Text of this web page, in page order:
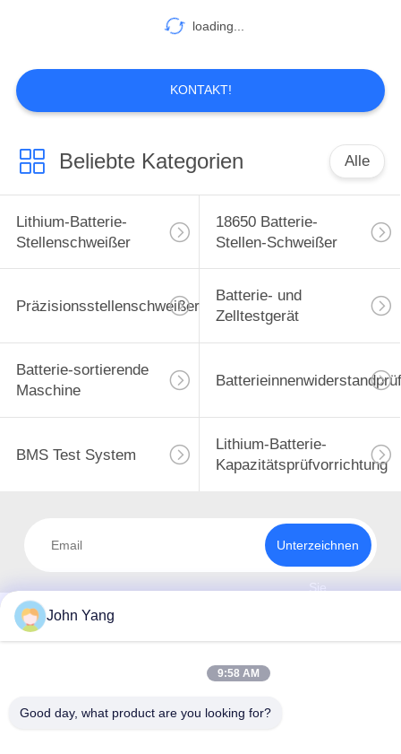
Batterie-Satz-Test-
Automatischer Draht
Bonder
15
Batterie-Fließband
12
loading...
KONTAKT!
Beliebte Kategorien Alle
Lithium-Batterie-
Stellenschweißer
18650 Batterie-
Stellen-Schweißer
Präzisionsstellenschweißer
Batterie- und
Zelltestgerät
Batterie-sortierende
Maschine
BMS Test System
Lithium-Batterie-
Kapazitätsprüfvorrichtung
Unterzeichnen
Sie
John Yang
9:58 AM
Good day, what product are you looking for?